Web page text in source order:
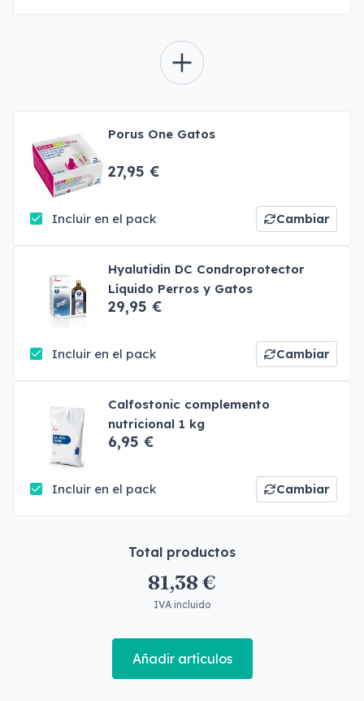
Porus One Gatos
27,95 €
Incluir en el pack Cambiar
Hyalutidin DC Condroprotector
Líquido Perros y Gatos
29,95 €
Incluir en el pack Cambiar
Calfostonic complemento
nutricional 1 kg
6,95 €
Incluir en el pack Cambiar
Total productos
81,38 €
IVA incluido
Añadir artículos